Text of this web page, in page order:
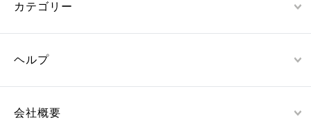
カテゴリー
ヘルプ
会社概要